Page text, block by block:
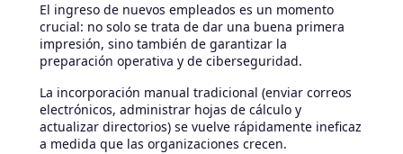
El ingreso de nuevos empleados es un momento
crucial: no solo se trata de dar una buena primera
impresión, sino también de garantizar la
preparación operativa y de ciberseguridad.
La incorporación manual tradicional (enviar correos
electrónicos, administrar hojas de cálculo y
actualizar directorios) se vuelve rápidamente ineficaz
a medida que las organizaciones crecen.